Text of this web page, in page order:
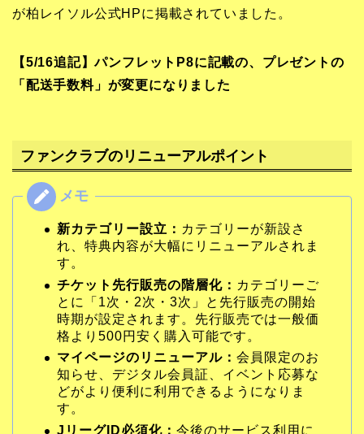
が柏レイソル公式HPに掲載されていました。
【5/16追記】パンフレットP8に記載の、プレゼントの
「配送手数料」が変更になりました
ファンクラブのリニューアルポイント
新カテゴリー設立： カテゴリーが新設さ
れ、特典内容が大幅にリニューアルされま
す。
チケット先行販売の階層化： カテゴリーご
とに「1次・2次・3次」と先行販売の開始
時期が設定されます。先行販売では一般価
格より500円安く購入可能です。
マイページのリニューアル： 会員限定のお
知らせ、デジタル会員証、イベント応募な
どがより便利に利用できるようになりま
す。
JリーグID必須化： 今後のサービス利用に